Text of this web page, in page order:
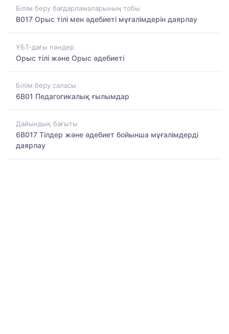
Білім беру бағдарламаларының тобы
B017 Орыс тілі мен әдебиеті мұғалімдерін даярлау
ҰБТ-дағы пәндер
Орыс тілі және Орыс әдебиеті
Білім беру саласы
6B01 Педагогикалық ғылымдар
Дайындық бағыты
6B017 Тілдер және әдебиет бойынша мұғалімдерді
даярлау